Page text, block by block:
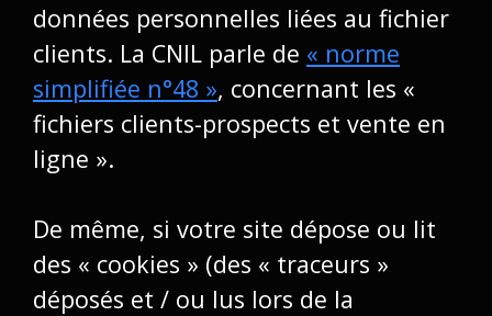
données personnelles liées au fichier
clients. La CNIL parle de « norme
simplifiée n°48 », concernant les «
fichiers clients-prospects et vente en
ligne ».
De même, si votre site dépose ou lit
des « cookies » (des « traceurs »
déposés et / ou lus lors de la